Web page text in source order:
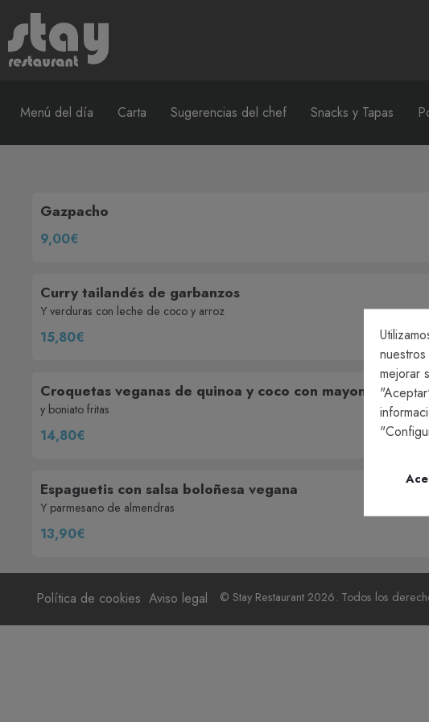
Menú del día Carta Sugerencias del chef Snacks y Tapas
Gazpacho
9,00€
Curry tailandés de garbanzos
Y verduras con leche de coco y arroz
15,80€
Croquetas veganas de quinoa y coco con mayonesa de
y boniato fritas
14,80€
Espaguetis con salsa boloñesa vegana
Y parmesano de almendras
13,90€
Política de cookies Aviso legal © Stay Restaurant 2026. Todos los
mejorar